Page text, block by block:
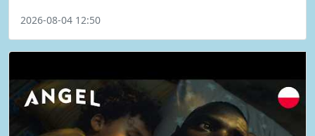
2026-08-04 12:50